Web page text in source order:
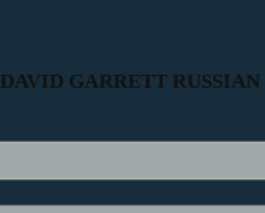
DAVID GARRETT